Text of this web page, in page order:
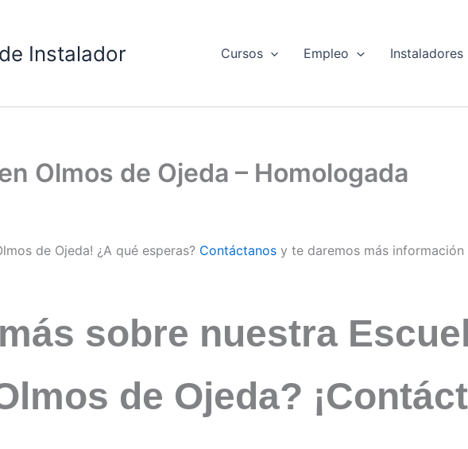
Instalador Cursos Empleo Instaladores
Olmos de Ojeda – Homologada
de Ojeda! ¿A qué esperas? Contáctanos y te daremos más
sobre nuestra
de Ojeda?